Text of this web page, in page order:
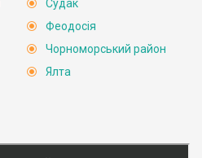
Судак
Феодосія
Чорноморський район
Ялта